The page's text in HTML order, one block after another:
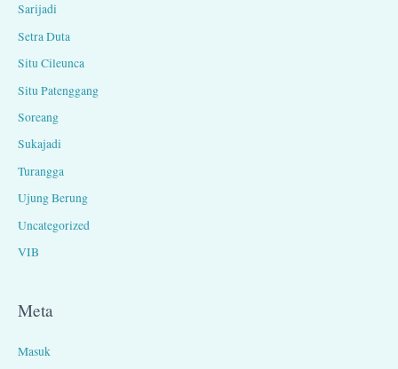
Sarijadi
Setra Duta
Situ Cileunca
Situ Patenggang
Soreang
Sukajadi
Turangga
Ujung Berung
Uncategorized
VIB
Meta
Masuk